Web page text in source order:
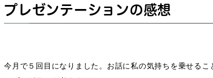
プレゼンテーションの感想
今月で５回目になりました。お話に私の気持ちを乗せる